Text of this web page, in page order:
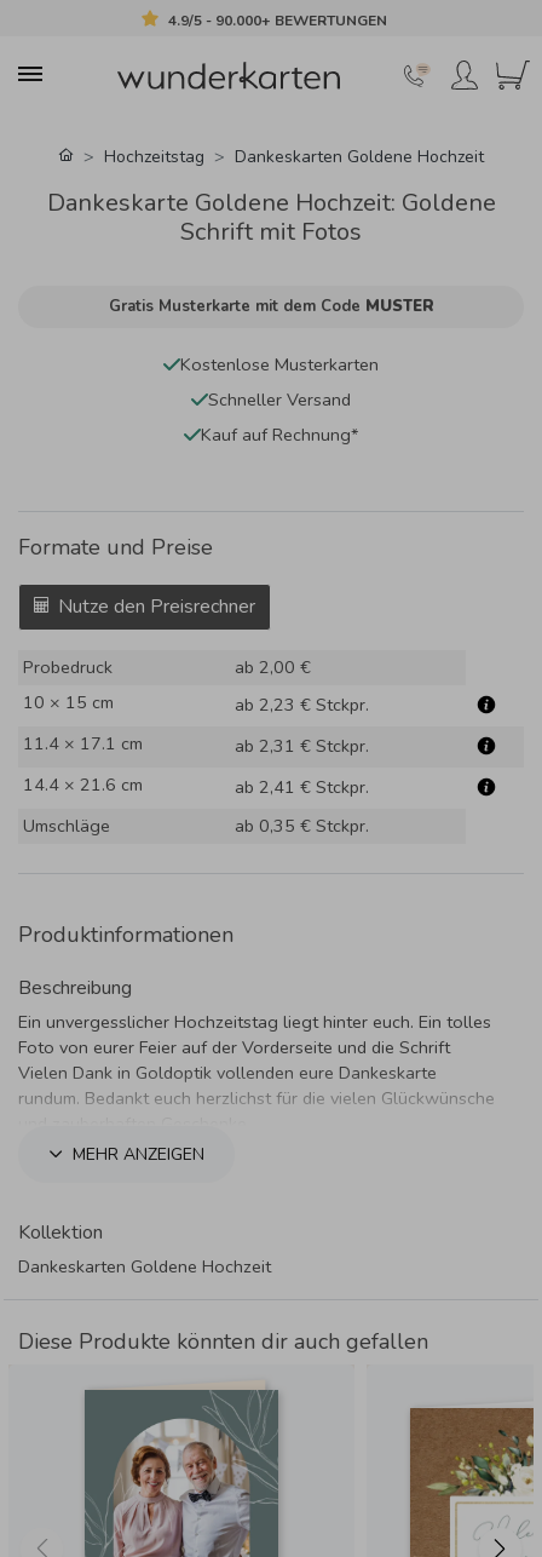
4.9/5 - 90.000+ BEWERTUNGEN
Hochzeitstag Dankeskarten Goldene Hochzeit
Dankeskarte Goldene Hochzeit: Goldene
Schrift mit Fotos
Gratis Musterkarte mit dem Code MUSTER
Kostenlose Musterkarten
Schneller Versand
Kauf auf Rechnung*
Formate und Preise
Nutze den Preisrechner
Probedruck
ab 2,00 €
10 × 15 cm
ab 2,23 € Stckpr.
11.4 × 17.1 cm
ab 2,31 € Stckpr.
14.4 × 21.6 cm
ab 2,41 € Stckpr.
Umschläge
ab 0,35 € Stckpr.
Produktinformationen
Beschreibung
Ein unvergesslicher Hochzeitstag liegt hinter euch. Ein tolles
Foto von eurer Feier auf der Vorderseite und die Schrift
Vielen Dank in Goldoptik vollenden eure Dankeskarte
rundum. Bedankt euch herzlichst für die vielen Glückwünsche
MEHR ANZEIGEN
Kollektion
Dankeskarten Goldene Hochzeit
Diese Produkte könnten dir auch gefallen